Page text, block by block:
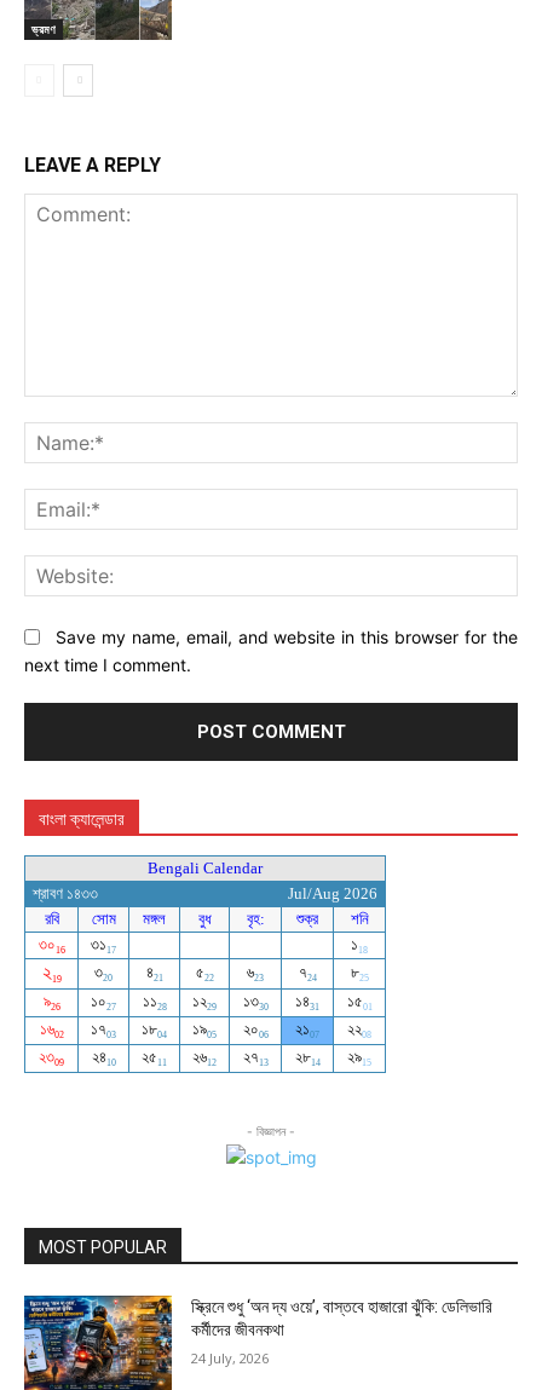
ভ্রমণ
LEAVE A REPLY
Save my name, email, and website in this browser for the
next time I comment.
বাংলা ক্যালেন্ডার
- বিজ্ঞাপন -
MOST POPULAR
স্ক্রিনে শুধু ‘অন দ্য ওয়ে’, বাস্তবে হাজারো ঝুঁকি: ডেলিভারি
কর্মীদের জীবনকথা
24 July, 2026